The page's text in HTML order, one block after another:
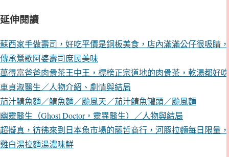
延伸閱讀
蘇西家手做壽司，好吃平價是銅板美食，店內滿滿公仔很吸睛，
傳承鶯歌阿婆壽司庶民美味
萬得富爸爸肉骨茶王中王，標榜正宗道地的肉骨茶，乾湯都好吃
車貞淑醫生／人物介紹、劇情與結局
茄汁鯖魚麵／鯖魚麵／颱風天／茄汁鯖魚罐頭／颱風麵
幽靈醫生（Ghost Doctor，靈異醫生）／人物與結局
超擬真，彷彿來到日本魚市場的藤哲商行，河豚拉麵每日限量，
雞白湯拉麵湯濃味鮮